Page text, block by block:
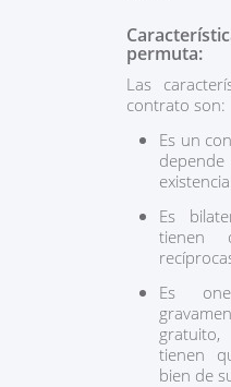
permuta:
Las
contrato son:
Es un
Es
tienen
Es
tienen
bien de